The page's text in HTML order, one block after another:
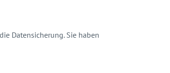
Datensicherung. Sie haben